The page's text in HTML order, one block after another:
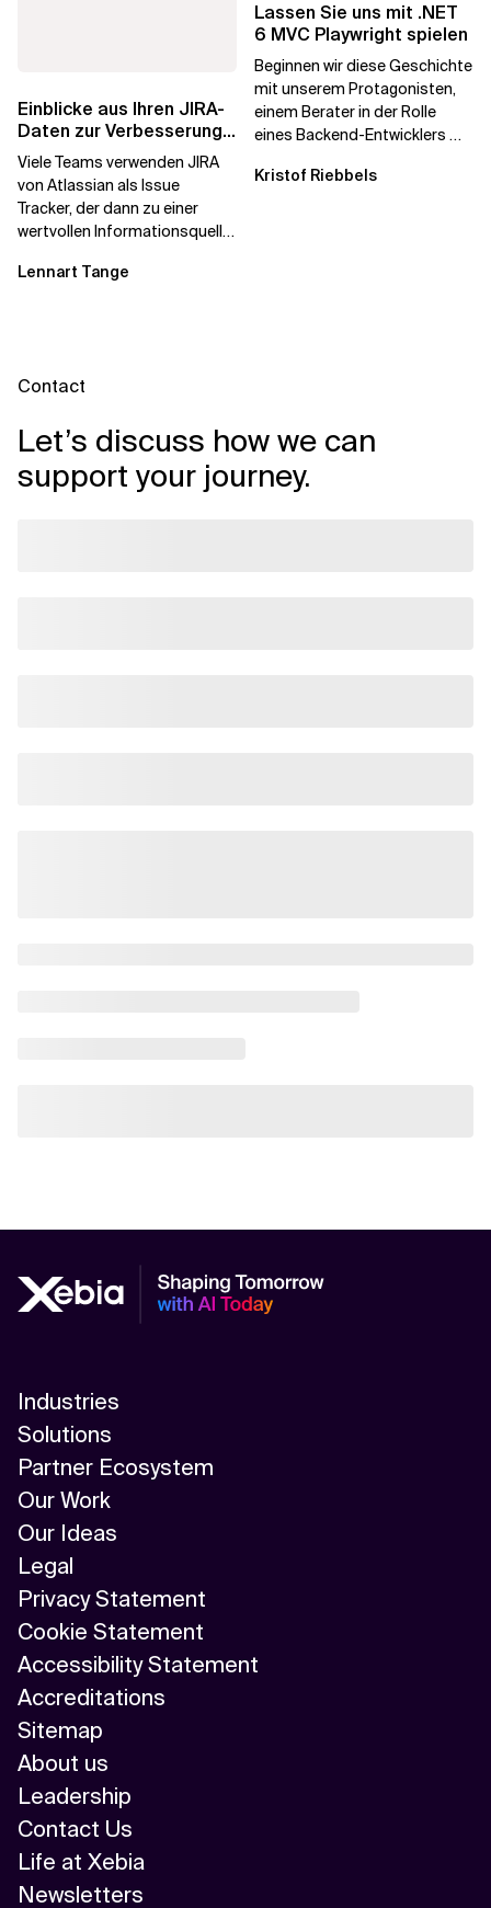
Einblicke aus Ihren JIRA-
Daten zur Verbesserung
Ihres Teams
Viele Teams verwenden JIRA
von Atlassian als Issue
Tracker, der dann zu einer
wertvollen Informationsquelle
Als...
Lennart Tange
Lassen Sie uns mit .NET
6 MVC Playwright spielen
Beginnen wir diese Geschichte
mit unserem Protagonisten,
einem Berater in der Rolle
eines Backend-Entwicklers mit
Azure....
Kristof Riebbels
Contact
Let’s discuss how we can
support your journey.
Industries
Solutions
Partner Ecosystem
Our Work
Our Ideas
Legal
Privacy Statement
Cookie Statement
Accessibility Statement
Accreditations
Sitemap
About us
Leadership
Contact Us
Life at Xebia
Newsletters